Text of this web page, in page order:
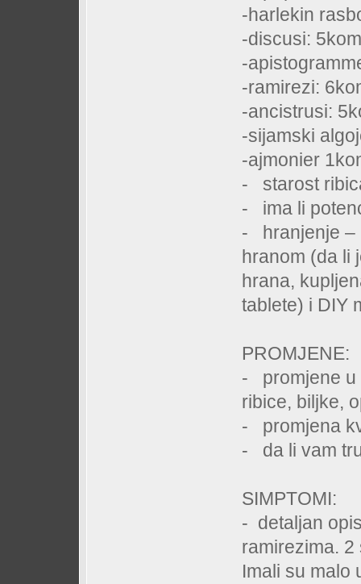
-harlekin
-discusi: 5kom
-
-ramirezi:
-ancistrusi:
-sijamski
-ajmonier
- starost
- ima li
- hranjenje –
hranom (da li
hrana,
tablete) i DIY
PROMJENE:
- promjene u
ribice, biljke,
- promjena
- da li vam
SIMPTOMI:
- detaljan
ramirezima.
Imali su malo